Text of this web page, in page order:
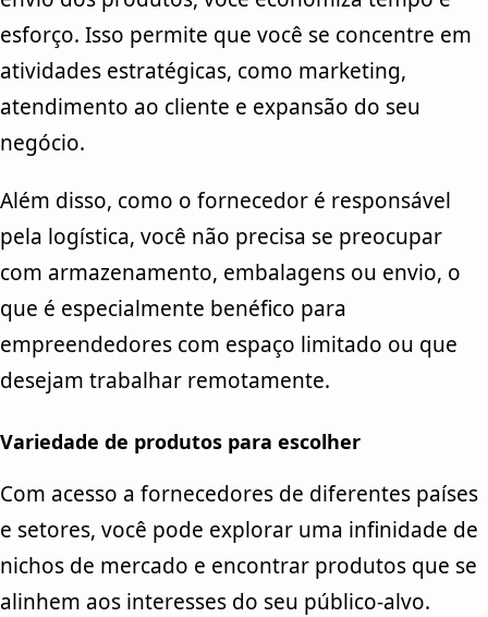
esforço. Isso permite que você se concentre em
atividades estratégicas, como marketing,
atendimento ao cliente e expansão do seu
negócio.
Além disso, como o fornecedor é responsável
pela logística, você não precisa se preocupar
com armazenamento, embalagens ou envio, o
que é especialmente benéfico para
empreendedores com espaço limitado ou que
desejam trabalhar remotamente.
Variedade de produtos para escolher
Com acesso a fornecedores de diferentes países
e setores, você pode explorar uma infinidade de
nichos de mercado e encontrar produtos que se
alinhem aos interesses do seu público-alvo.